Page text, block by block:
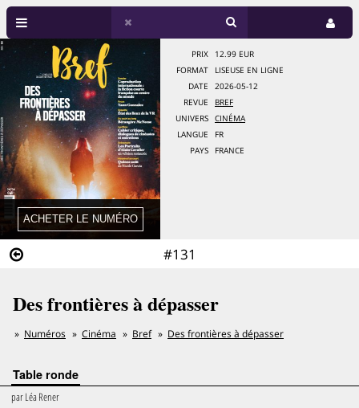
#131
PRIX
12.99 EUR
FORMAT
LISEUSE EN LIGNE
DATE
2026-05-12
REVUE
BREF
UNIVERS
CINÉMA
LANGUE
FR
PAYS
FRANCE
Des frontières à dépasser
Numéros Cinéma Bref Des frontières à dépasser
Table ronde
parLéa Rener